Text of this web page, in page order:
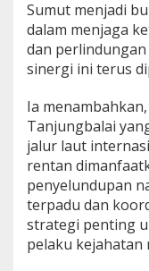
Sumut menjadi
dalam menjaga
dan
sinergi ini terus
Ia
Tanjungbalai
jalur laut
rentan
penyelundupan
terpadu dan
strategi penting
pelaku kejahatan